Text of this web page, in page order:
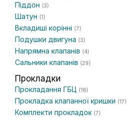
Піддон (3)
Шатун (1)
Вкладиші корінні (7)
Подушки двигуна (3)
Напрямна клапанів (4)
Сальники клапанів (29)
Прокладки
Прокладання ГБЦ (18)
Прокладка клапанної кришки (17)
Комплекти прокладок (7)